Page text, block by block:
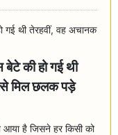
की हो गई थी
से मिल छलक पड़े
आया है जिसने हर किसी को